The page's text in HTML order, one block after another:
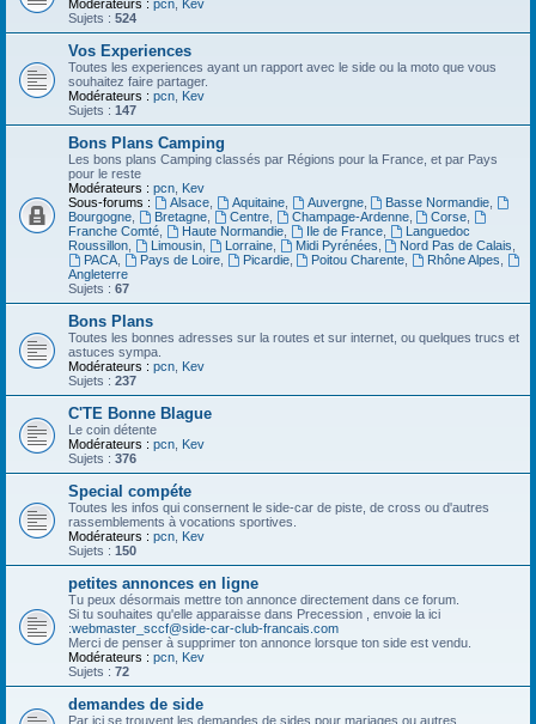
Modérateurs : pcn Kev
Sujets : 524
Vos Experiences
Toutes les experiences ayant un rapport avec le side ou la moto que vous
souhaitez faire partager.
Modérateurs : pcn Kev
Sujets : 147
Bons Plans Camping
Les bons plans Camping classés par Régions pour la France, et par Pays
pour le reste
Modérateurs : pcn Kev
Sous-forums :
Alsace, Aquitaine, Auvergne, Basse Normandie
Bourgogne
Bretagne, Centre, Champage-Ardenne, Corse
Franche Comté
Haute Normandie, Ile de France,
Languedoc
Roussillon
Limousin, Lorraine, Midi Pyrénées Nord Pas de Calais
PACA, Pays de Loire, Picardie, Poitou Charente Rhône Alpes
Angleterre
Sujets : 67
Bons Plans
Toutes les bonnes adresses sur la routes et sur internet, ou quelques trucs et
astuces sympa.
Modérateurs : pcn Kev
Sujets : 237
C'TE Bonne Blague
Le coin détente
Modérateurs : pcn Kev
Sujets : 376
Special compéte
Toutes les infos qui consernent le side-car de piste, de cross ou d'autres
rassemblements à vocations sportives.
Modérateurs : pcn Kev
Sujets : 150
petites annonces en ligne
Tu peux désormais mettre ton annonce directement dans ce forum.
Si tu souhaites qu'elle apparaisse dans Precession , envoie la ici
:webmaster_sccf@side-car-club-francais.com
Merci de penser à supprimer ton annonce lorsque ton side est vendu.
Modérateurs : pcn Kev
Sujets : 72
demandes de side
Par ici se trouvent les demandes de sides pour mariages ou autres